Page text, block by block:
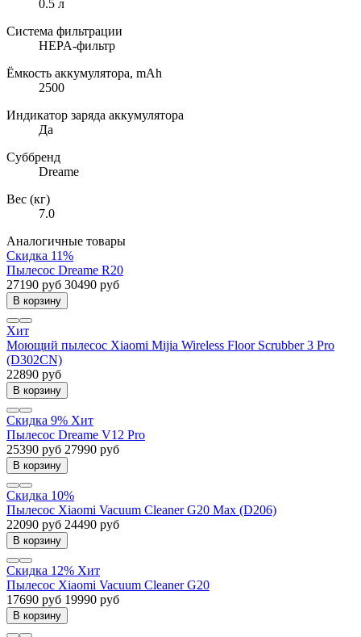
0.5 л
Система фильтрации
HEPA-фильтр
Ёмкость аккумулятора, mAh
2500
Индикатор заряда аккумулятора
Да
Суббренд
Dreame
Вес (кг)
7.0
Аналогичные товары
Скидка 11%
Пылесос Dreame R20
27190 руб 30490 руб
В корзину
Хит
Моющий пылесос Xiaomi Mijia Wireless Floor Scrubber 3 Pro
(D302CN)
22890 руб
В корзину
Скидка 9% Хит
Пылесос Dreame V12 Pro
25390 руб 27990 руб
В корзину
Скидка 10%
Пылесос Xiaomi Vacuum Cleaner G20 Max (D206)
22090 руб 24490 руб
В корзину
Скидка 12% Хит
Пылесос Xiaomi Vacuum Cleaner G20
17690 руб 19990 руб
В корзину